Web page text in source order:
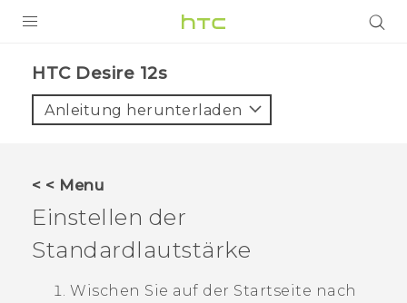
VIVE
VIVERSE
UNTERSTÜTZUNG
HTC Desire 12s‎
Anleitung herunterladen
< < Menu
Einstellen der
Standardlautstärke
Wischen Sie auf der Startseite nach